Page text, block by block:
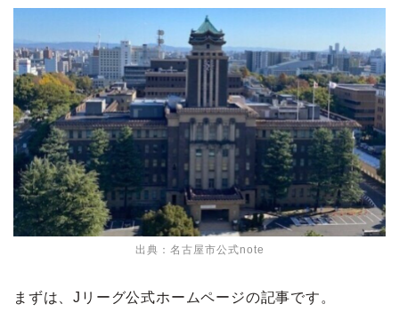
出典：名古屋市公式note
まずは、Jリーグ公式ホームページの記事です。